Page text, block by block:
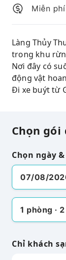
Miễn
Làng Thủy
trong khu
Nơi đây có
động vật
Đi xe buýt từ
Chọn gói
Chọn ngày
07/08/
1 phòng ·
Chỉ khách